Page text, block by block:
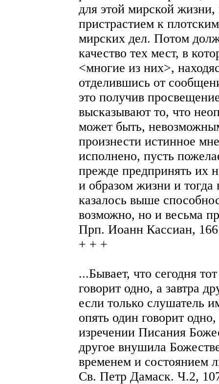
для этой мирской
пристрастием к
мирских дел. Потом
качество тех мест, в
<многие из них>,
отделившись от
это получив
высказывают то, что
может быть,
произнести истинное
исполнено, пусть
прежде предпринять их
и образом жизни и тогда
казалось выше
возможно, но и весьма
Прп. Иоанн Кассиан,
+ + +
...Бывает, что сегодня
говорит одно, а завтра
если только слушатель
опять один говорит
изречении Писания
другое внушила
временем и состоянием
Св. Петр Дамаск. Ч.2,